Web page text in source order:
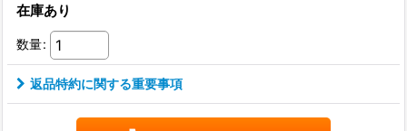
在庫あり
数量:
返品特約に関する重要事項